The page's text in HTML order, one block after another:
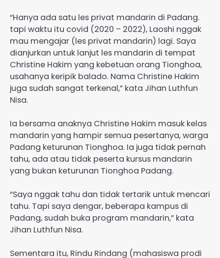
“Hanya ada satu les privat mandarin di Padang.
tapi waktu itu covid (2020 – 2022), Laoshi nggak
mau mengajar (les privat mandarin) lagi. Saya
dianjurkan untuk lanjut les mandarin di tempat
Christine Hakim yang kebetuan orang Tionghoa,
usahanya keripik balado. Nama Christine Hakim
juga sudah sangat terkenal,” kata Jihan Luthfun
Nisa.
Ia bersama anaknya Christine Hakim masuk kelas
mandarin yang hampir semua pesertanya, warga
Padang keturunan Tionghoa. Ia juga tidak pernah
tahu, ada atau tidak peserta kursus mandarin
yang bukan keturunan Tionghoa Padang.
“Saya nggak tahu dan tidak tertarik untuk mencari
tahu. Tapi saya dengar, beberapa kampus di
Padang, sudah buka program mandarin,” kata
Jihan Luthfun Nisa.
Sementara itu, Rindu Rindang (mahasiswa prodi